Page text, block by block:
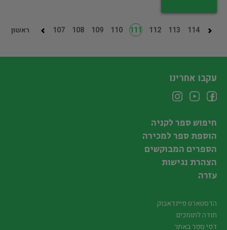
ראשון 107 108 109 110 111 112 113 114
עקבו אחרינו
חיפוש ספר לקניה
הוספת ספר למכירה
הספרים המבוקשים
הצהרת נגישות
עזרה
הדסטארט פיינדאבוק
תודה לתומכים
דפי ספר באתר